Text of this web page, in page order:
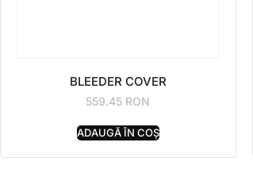
BLEEDER COVER
559.45 RON
ADAUGĂ ÎN COȘ